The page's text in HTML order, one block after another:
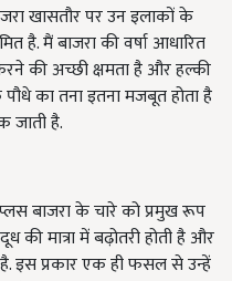
खासतौर पर उन इलाकों के
है. मैं बाजरा की वर्षा आधारित
की अच्छी क्षमता है और हल्की
का तना इतना मजबूत होता है
जाती है.
बाजरा के चारे को प्रमुख रूप
मात्रा में बढ़ोतरी होती है और
इस प्रकार एक ही फसल से उन्हें